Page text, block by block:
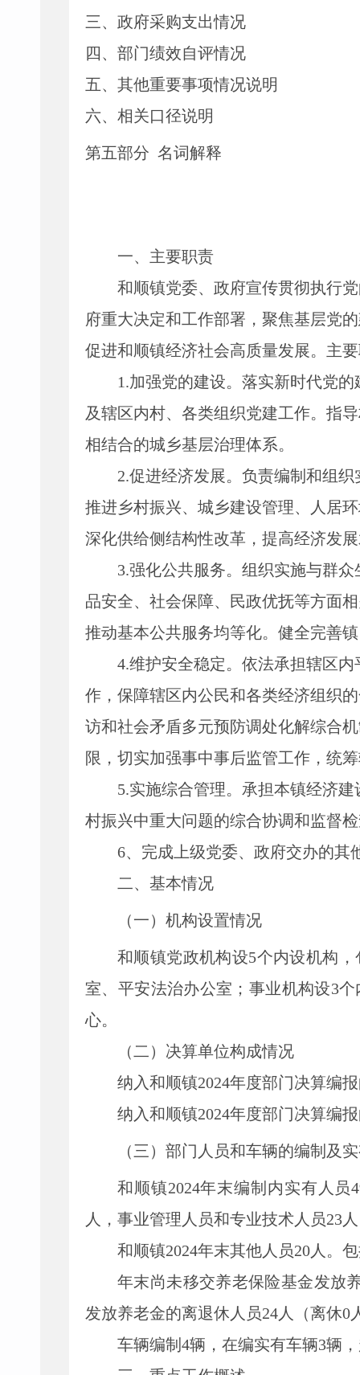
三、 政府采购支出情况
四、 部门绩效自评情况
五、 其他重要事项情况说明
六、相关口径说明
第五部分 名词解释
一、主要职责
和顺镇党委、政府宣传贯彻执行
府重大决定和工作部署，聚焦基层党
促进和顺镇经济社会高质量发展。主
1 .加强党的建设。落实新时代党
及辖区内村、各类组织党建工作。指
相结合的城乡基层治理体系。
2.促进经济发展。负责编制和组
推进乡村振兴、城乡建设管理、人居
深化供给侧结构性改革，提高经济发
3.强化公共服务。组织实施与群
品安全、社会保障、民政优抚等方面
推动基本公共服务均等化。健全完善
4.维护安全稳定。依法承担辖区
作，保障辖区内公民和各类经济组织
访和社会矛盾多元预防调处化解综合
限，切实加强事中事后监管工作，统
5.实施综合管理。承担本镇经济
村振兴中重大问题的综合协调和监督
6、 完成上级党委、政府交办的其
二、 基本情况
（一）机构设置情况
和顺镇党政机构设5个内设机构，
室、平安法治办公室；事业机构设3
心。
（二）决算单位构成情况
纳入和顺镇2024年度部门决算编
纳入和顺镇2024年度部门决算编
（三）部门人员和车辆的编制及
和顺镇2024年末编制内实有人员
人 ， 事业管理人员和专业技术人员23
和顺镇2024年末其他人员20人。
年末尚未移交养老保险基金发放
发放养老金的离退休人员24人 （离休0
车辆编制 4辆，在编实有车辆3辆